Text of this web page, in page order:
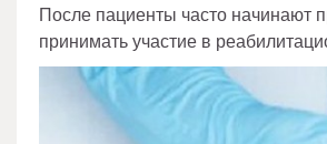
После пациенты часто начинают
принимать участие в